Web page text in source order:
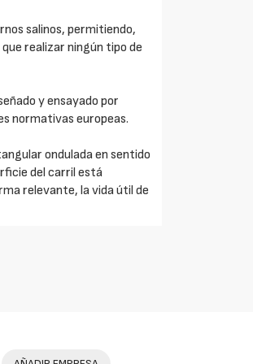
salinos, permitiendo,
realizar ningún tipo de
y ensayado por
normativas europeas.
ondulada en sentido
del carril está
relevante, la vida útil de